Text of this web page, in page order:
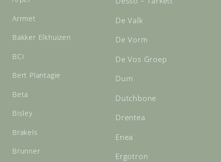
Arrmet
Bakker Elkhuizen
BCI
Bert Plantagie
Beta
Bisley
Brakels
Brunner
De Valk
De Vorm
De Vos Groep
Dum
Dutchbone
Drentea
Enea
Ergotron